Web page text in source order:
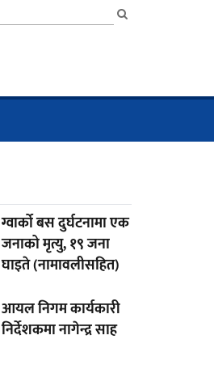
ग्वार्को बस दुर्घटनामा एक
जनाको मृत्यु, १९ जना
घाइते (नामावलीसहित)
आयल निगम कार्यकारी
निर्देशकमा नागेन्द्र साह